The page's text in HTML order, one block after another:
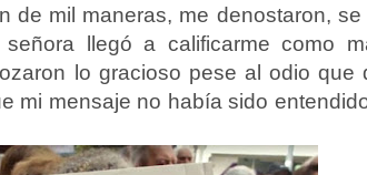
de mil maneras, me denostaron,
llegó a calificarme como
lo gracioso pese al odio que
mi mensaje no había sido